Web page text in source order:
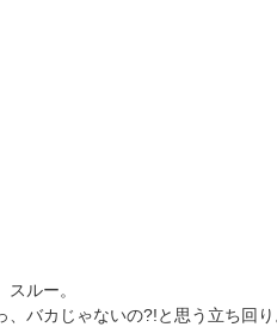
ルー。
バカじゃないの?!と思う立ち回り